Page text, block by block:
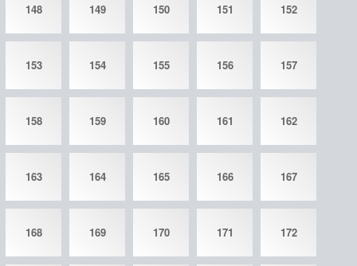
148 149 150 151 152
153 154 155 156 157
158 159 160 161 162
163 164 165 166 167
168 169 170 171 172